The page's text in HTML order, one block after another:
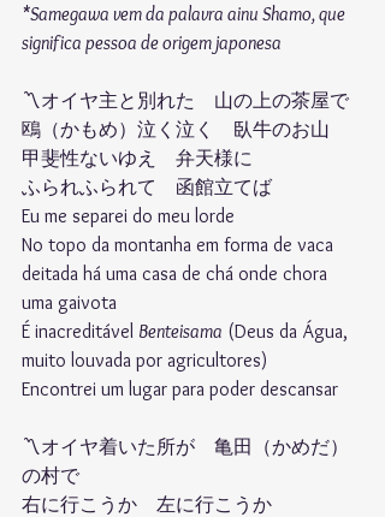
*Samegawa vem da palavra ainu Shamo, que
significa pessoa de origem japonesa
〽︎オイヤ主と別れた　山の上の茶屋で
鴎（かもめ）泣く泣く　臥牛のお山
甲斐性ないゆえ　弁天様に
ふられふられて　函館立てば
Eu me separei do meu lorde
No topo da montanha em forma de vaca
deitada há uma casa de chá onde chora
uma gaivota
É inacreditável Benteisama (Deus da Água,
muito louvada por agricultores)
Encontrei um lugar para poder descansar
〽︎オイヤ着いた所が　亀田（かめだ）
の村で
右に行こうか　左に行こうか